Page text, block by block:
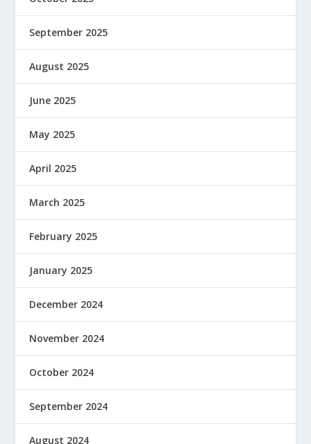
September 2025
August 2025
June 2025
May 2025
April 2025
March 2025
February 2025
January 2025
December 2024
November 2024
October 2024
September 2024
August 2024